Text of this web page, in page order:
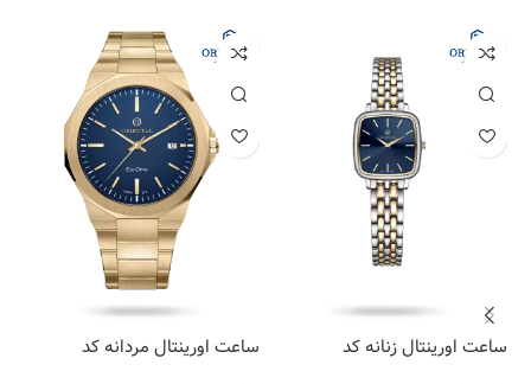
ساعت اورینتال زنانه کد
ساعت اورینتال مردانه کد